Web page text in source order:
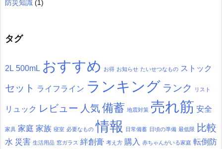
防災知識 (1)
タグ
2L 500mL おすすめ お得 お知らせ たいせつなもの ストック
セット ライフライン ランキング ランク リスト
リュック レビュー 人気 備蓄 地震対策 売れ筋 安全
家具 家庭 家族 寝室 必要なもの 情報 日常備蓄 日頃の準備 最低限 比較
水 災害 生活用品 窓ガラス 絆創膏 考え方 購入 赤ちゃんがいる家庭 転倒防